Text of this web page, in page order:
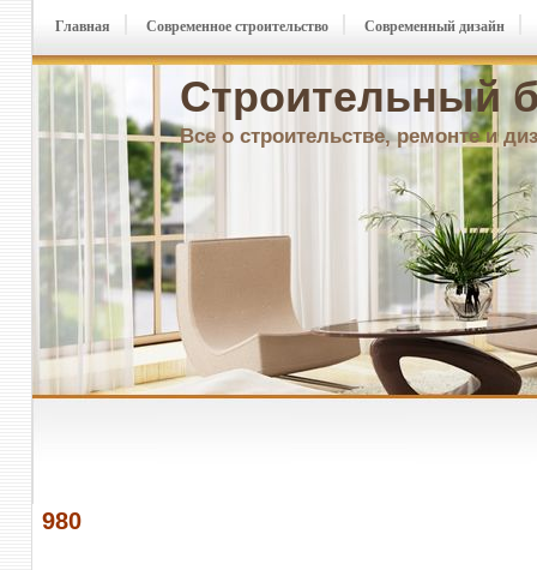
Строительный
Все о строительстве, ремонте и
Главная Современное строительство Современный дизайн
980